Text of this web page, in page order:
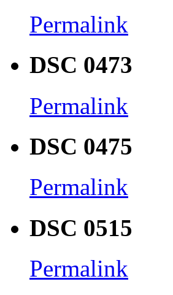
Permalink
DSC 0473
Permalink
DSC 0475
Permalink
DSC 0515
Permalink